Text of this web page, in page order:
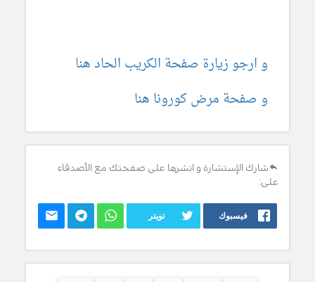
و ارجو زيارة صفحة الكريب الحاد هنا
و صفحة مرض كورونا هنا
شارك الإستشارة و انشرها على صفحتك مع الأصدقاء
على:
فيسبوك تويتر